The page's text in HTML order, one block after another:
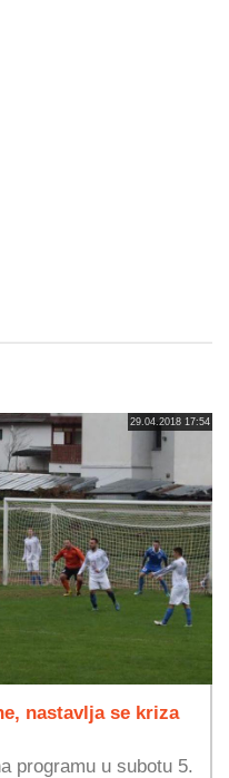
29.04.2018 17:54
nastavlja se kriza
programu u subotu 5.